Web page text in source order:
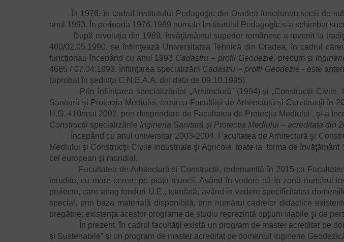
În 1976, în cadrul Institutului Pedagogic din Oradea funcționau secţii de
anul 1993. În perioada 1976-1989 numele Institutului Pedagogic s-a schimbat
După revoluţia din 1989, învăţământul superior românesc a revenit la
460/02.05.1990, se înfiinţează Universitatea Tehnică din Oradea, în cadrul
funcționau începând cu anul 1993 Cadastru – profil Geodezie, precum și
4685 / 07.04.1993. Înfiinţarea specializării Cadastru – profil Geodezie - este
(aprobat în şedinţa C.N.E.A.A. din data de 09.10.1995).
Prin înfiinţarea specializărilor „Arhitectură” (1994) şi „Construcţii Civile,
Sanitară şi Protecţia Mediului, crearea Facultăţii de Arhitectură şi Construcţii în
H.G. 410/mai 2002, prin desprindere de Facultatea de Protecţia Mediului , şi-a
Constructii specializările Ingineria Sanitară și Protectia Mediului – acreditata din
Începând cu anul universitar 2003-2004, Facultatea de Arhitectură şi
Mediului şi Construcţii Civile Industriale şi Agricole, toate la forma de
cel european şi mondial.
Facultatea de Arhitectură și Construcții, redenumită în 2015 ca Facultatea
înrudite, cu mare cerere pe piaţa muncii. Având în vedere că în zonă numărul
proiecte, care atrag fonduri U.E., totodată, având in vedere specificitatea
special, prin baza materială disponibilă, prin numărul cadrelor didactice
pregătire; existenţa acestor programe de studiu reprezintă opţiuni viabile şi de
În prezent, în cadrul facultății există un program de master acreditat pe
și Sustenabile” și un program de master acreditat pe domeniul Inginerie